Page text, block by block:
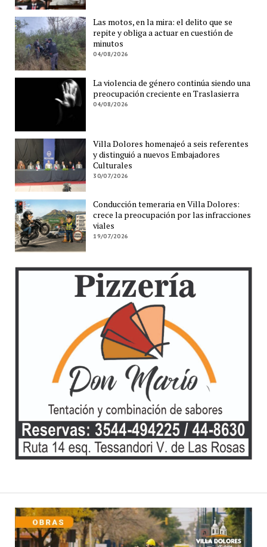
Las motos, en la mira: el delito que se
repite y obliga a actuar en cuestión de
minutos
04/08/2026
La violencia de género continúa siendo una
preocupación creciente en Traslasierra
04/08/2026
Villa Dolores homenajeó a seis referentes
y distinguió a nuevos Embajadores
Culturales
30/07/2026
Conducción temeraria en Villa Dolores:
crece la preocupación por las infracciones
viales
19/07/2026